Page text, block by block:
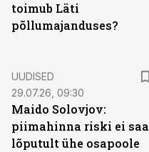
toimub Läti
põllumajanduses?
UUDISED
29.07.26, 09:30
Maido Solovjov:
piimahinna riski ei saa
lõputult ühe osapoole